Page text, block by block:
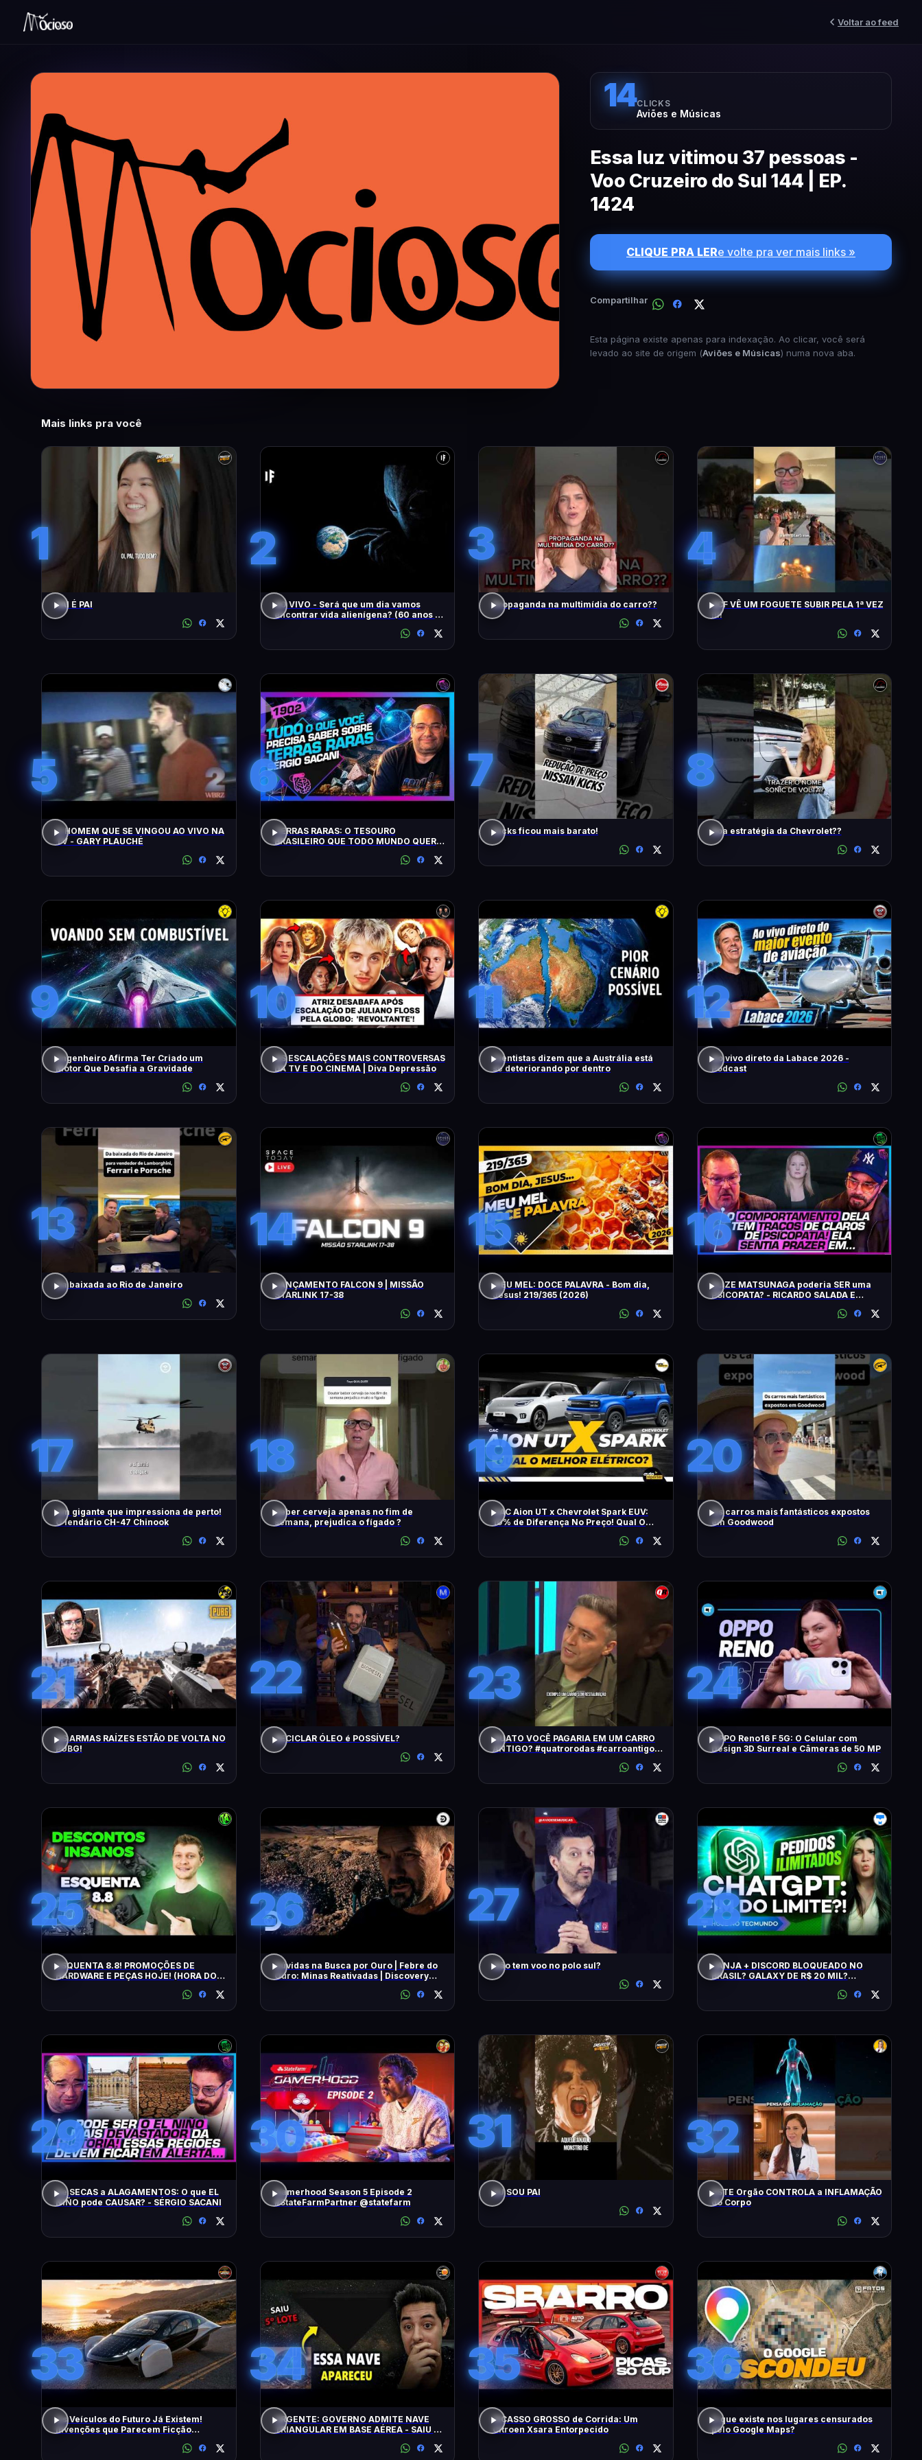
Voltar ao feed
14CLICKS
Aviões e Músicas
Essa luz vitimou 37 pessoas -
Voo Cruzeiro do Sul 144 | EP.
1424
CLIQUE PRA LERe volte pra ver mais links »
Compartilhar
Esta página existe apenas para indexação. Ao clicar, você será
levado ao site de origem (Aviões e Músicas) numa nova aba.
Mais links pra você
1
PAI É PAI
2
AO VIVO - Será que um dia vamos
encontrar vida alienígena? (60 anos de
3
Propaganda na multimídia do carro??
4
ACF VÊ UM FOGUETE SUBIR PELA 1ª VEZ
!!!!
5
O HOMEM QUE SE VINGOU AO VIVO NA
TV - GARY PLAUCHÉ
6
TERRAS RARAS: O TESOURO
BRASILEIRO QUE TODO MUNDO QUER:
7
Kicks ficou mais barato!
8
Boa estratégia da Chevrolet??
9
Engenheiro Afirma Ter Criado um
Motor Que Desafia a Gravidade
10
AS ESCALAÇÕES MAIS CONTROVERSAS
DA TV E DO CINEMA | Diva Depressão
11
Cientistas dizem que a Austrália está
se deteriorando por dentro
12
Ao vivo direto da Labace 2026 -
Podcast
13
Da baixada ao Rio de Janeiro
14
LANÇAMENTO FALCON 9 | MISSÃO
STARLINK 17-38
15
MEU MEL: DOCE PALAVRA - Bom dia,
Jesus! 219/365 (2026)
16
ELIZE MATSUNAGA poderia SER uma
PSICOPATA? - RICARDO SALADA E
17
Um gigante que impressiona de perto!
O lendário CH-47 Chinook
18
Beber cerveja apenas no fim de
semana, prejudica o fígado ?
19
GAC Aion UT x Chevrolet Spark EUV:
10% de Diferença No Preço! Qual O
20
Os carros mais fantásticos expostos
em Goodwood
21
AS ARMAS RAÍZES ESTÃO DE VOLTA NO
PUBG!
22
RECICLAR ÓLEO é POSSÍVEL?
23
QUATO VOCÊ PAGARIA EM UM CARRO
ANTIGO? #quatrorodas #carroantigo
24
OPPO Reno16 F 5G: O Celular com
Design 3D Surreal e Câmeras de 50 MP
25
ESQUENTA 8.8! PROMOÇÕES DE
HARDWARE E PEÇAS HOJE! (HORA DO
26
Dúvidas na Busca por Ouro | Febre do
Ouro: Minas Reativadas | Discovery
27
Não tem voo no polo sul?
28
JANJA + DISCORD BLOQUEADO NO
BRASIL? GALAXY DE R$ 20 MIL?
29
De SECAS a ALAGAMENTOS: O que EL
NIÑO pode CAUSAR? - SÉRGIO SACANI
30
Gamerhood Season 5 Episode 2
#StateFarmPartner @statefarm
31
EU SOU PAI
32
ESTE Orgão CONTROLA a INFLAMAÇÃO
do Corpo
33
Os Veículos do Futuro Já Existem!
Invenções que Parecem Ficção
34
URGENTE: GOVERNO ADMITE NAVE
TRIANGULAR EM BASE AÉREA - SAIU O
35
PICASSO GROSSO de Corrida: Um
Citroen Xsara Entorpecido
36
O que existe nos lugares censurados
pelo Google Maps?